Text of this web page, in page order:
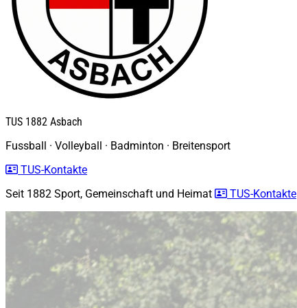
TUS 1882 Asbach
Fussball · Volleyball · Badminton · Breitensport
TUS-Kontakte
Seit 1882 Sport, Gemeinschaft und Heimat TUS-Kontakte